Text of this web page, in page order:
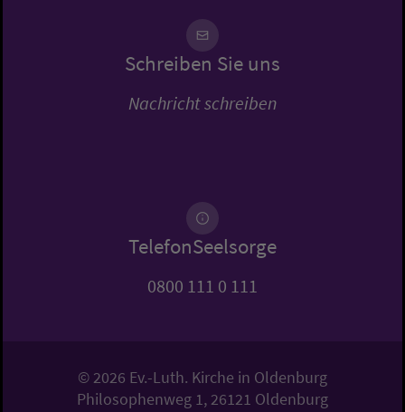
Schreiben Sie uns
Nachricht schreiben
TelefonSeelsorge
0800 111 0 111
© 2026 Ev.-Luth. Kirche in Oldenburg
Philosophenweg 1, 26121 Oldenburg